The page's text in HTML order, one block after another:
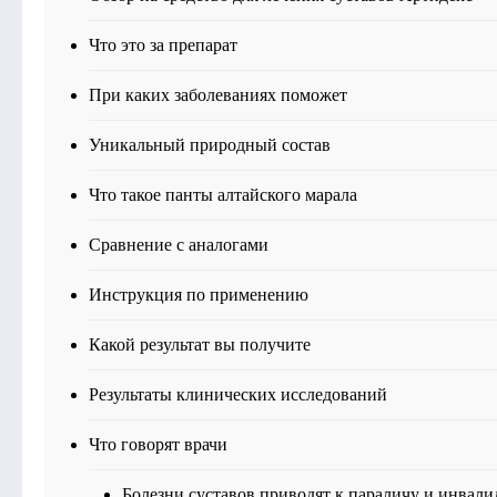
Что это за препарат
При каких заболеваниях поможет
Уникальный природный состав
Что такое панты алтайского марала
Сравнение с аналогами
Инструкция по применению
Какой результат вы получите
Результаты клинических исследований
Что говорят врачи